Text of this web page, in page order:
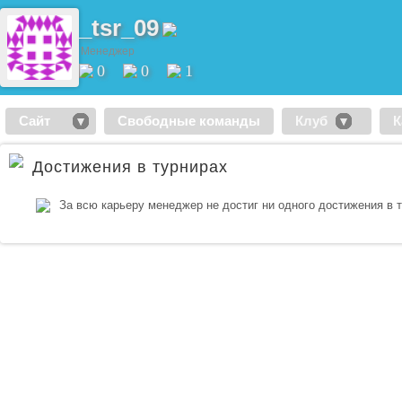
_tsr_09
Менеджер
0 0 1
Сайт Свободные команды Клуб
Достижения в турнирах
За всю карьеру менеджер не достиг ни одного достижения в